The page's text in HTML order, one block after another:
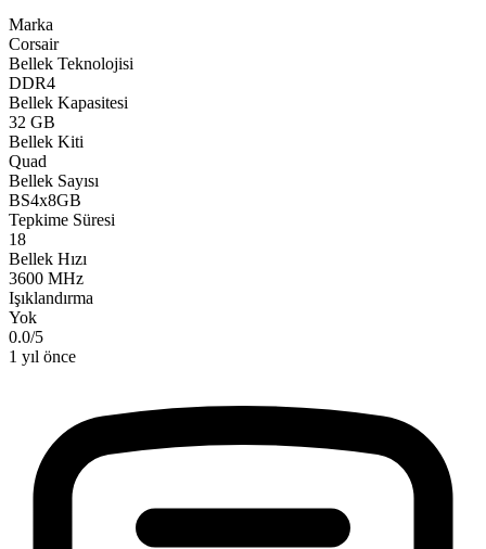
Marka
Corsair
Bellek Teknolojisi
DDR4
Bellek Kapasitesi
32 GB
Bellek Kiti
Quad
Bellek Sayısı
BS4x8GB
Tepkime Süresi
18
Bellek Hızı
3600 MHz
Işıklandırma
Yok
0.0/5
1 yıl önce